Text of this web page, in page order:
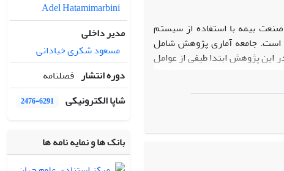
بیمه با استفاده از سیستم
است. جامعه آماری پژوهش شامل
این پژوهش ابتدا طیفی از عوامل
بین عوامل شناسایی شد و با
مورد ارزیابی قرار گرفت. در
پژوهش با استفاده از سیستم
بالایی در سنجش عوامل
Adel Hatamimarbini
مدیر داخلی
مسعود شکری خیادانی
دوره انتشار فصلنامه
شاپا الکترونیکی
2476-6291
بانک ها و نمایه نامه ها